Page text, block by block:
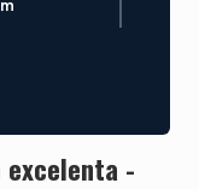
excelenta -